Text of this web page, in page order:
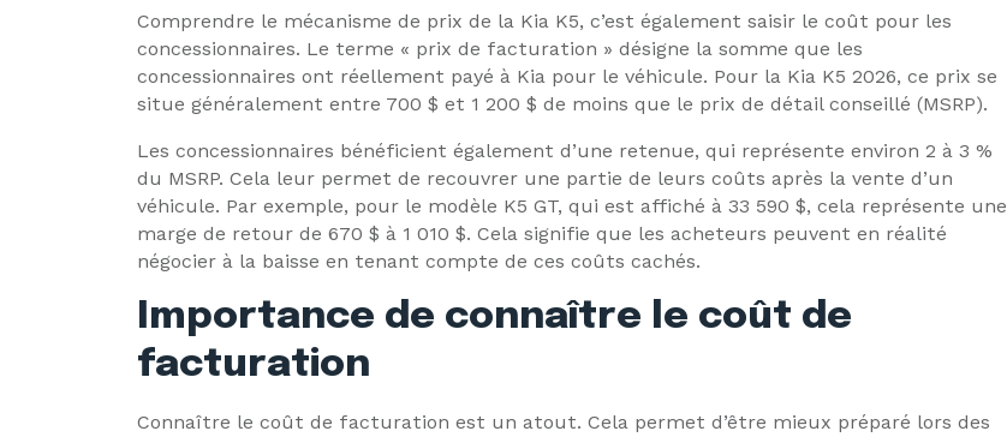
Comprendre le mécanisme de prix de la Kia K5, c’est également saisir le coût pour les
concessionnaires. Le terme « prix de facturation » désigne la somme que les
concessionnaires ont réellement payé à Kia pour le véhicule. Pour la Kia K5 2026, ce prix se
situe généralement entre 700 $ et 1 200 $ de moins que le prix de détail conseillé (MSRP).
Les concessionnaires bénéficient également d’une retenue, qui représente environ 2 à 3 %
du MSRP. Cela leur permet de recouvrer une partie de leurs coûts après la vente d’un
véhicule. Par exemple, pour le modèle K5 GT, qui est affiché à 33 590 $, cela représente une
marge de retour de 670 $ à 1 010 $. Cela signifie que les acheteurs peuvent en réalité
négocier à la baisse en tenant compte de ces coûts cachés.
Importance de connaître le coût de
facturation
Connaître le coût de facturation est un atout. Cela permet d’être mieux préparé lors des